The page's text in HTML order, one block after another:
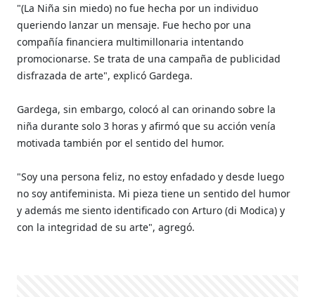
"(La Niña sin miedo) no fue hecha por un individuo
queriendo lanzar un mensaje. Fue hecho por una
compañía financiera multimillonaria intentando
promocionarse. Se trata de una campaña de publicidad
disfrazada de arte", explicó Gardega.
Gardega, sin embargo, colocó al can orinando sobre la
niña durante solo 3 horas y afirmó que su acción venía
motivada también por el sentido del humor.
"Soy una persona feliz, no estoy enfadado y desde luego
no soy antifeminista. Mi pieza tiene un sentido del humor
y además me siento identificado con Arturo (di Modica) y
con la integridad de su arte", agregó.